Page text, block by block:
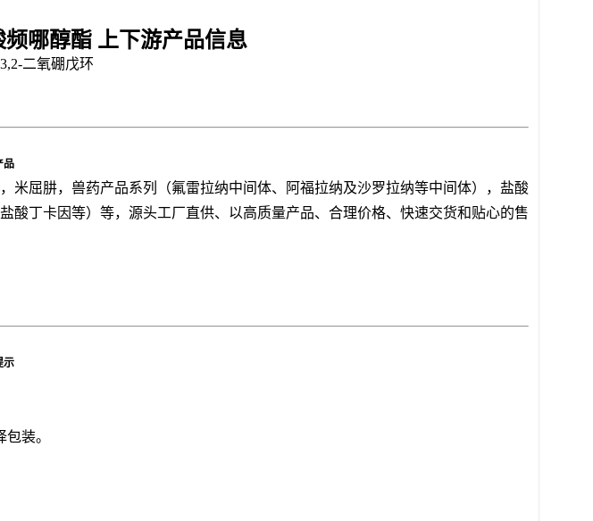
频哪醇酯 上下游产品信息
二氧硼戊环
品
屈肼，兽药产品系列（氟雷拉纳中间体、阿福拉纳及沙罗拉纳等中间体），盐酸
丁卡因等）等，源头工厂直供、以高质量产品、合理价格、快速交货和贴心的售
示
装。